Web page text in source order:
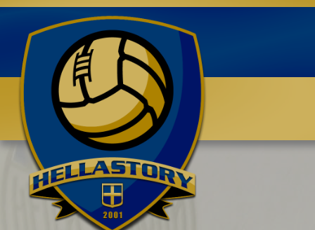
Benvenuti su HELLASTORY.net